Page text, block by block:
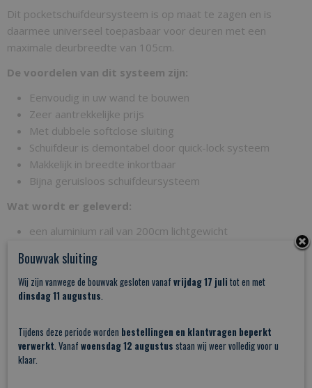
Dit pocketschuifdeursysteem is op maat te zagen en is
daarmee universeel toepasbaar voor deuren met een
maximale deurbreedte van 105cm.
De voordelen van dit systeem zijn:
Eenvoudig in uw wand te bouwen
Zeer aantrekkelijke prijs
Met dubbele softclose sluiting
Schuifdeur is demontabel door quick-lock systeem
Makkelijk in breedte inkortbaar
Bijna geruisloos schuifdeursysteem
Wat wordt er geleverd:
een aluminium rail van 200cm lichtgewicht
softclose en soft-open geleidersysteem tot 100kg
deurgeleider
handleiding en montage materiaal
PDF:Montage handleiding
Bouwvak sluiting
Wij zijn vanwege de bouwvak gesloten vanaf vrijdag 17 juli tot en met
dinsdag 11 augustus.
Tijdens deze periode worden bestellingen en klantvragen beperkt
verwerkt. Vanaf woensdag 12 augustus staan wij weer volledig voor u
klaar.